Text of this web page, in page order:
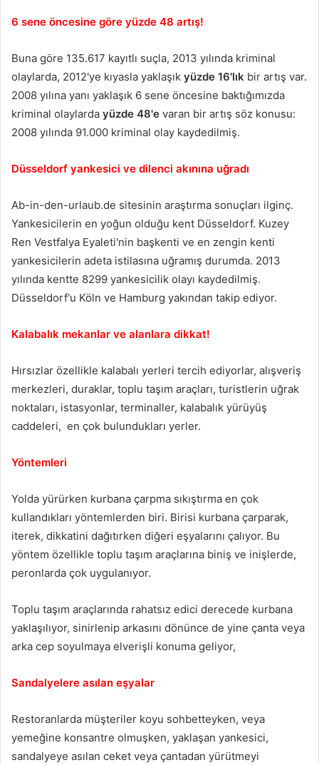
6 sene öncesine göre yüzde 48 artış!
Buna göre 135.617 kayıtlı suçla, 2013 yılında kriminal
olaylarda, 2012'ye kıyasla yaklaşık yüzde 16'lık bir artış var.
2008 yılına yanı yaklaşık 6 sene öncesine baktığımızda
kriminal olaylarda yüzde 48'e varan bir artış söz konusu:
2008 yılında 91.000 kriminal olay kaydedilmiş.
Düsseldorf yankesici ve dilenci akınına uğradı
Ab-in-den-urlaub.de sitesinin araştırma sonuçları ilginç.
Yankesicilerin en yoğun olduğu kent Düsseldorf. Kuzey
Ren Vestfalya Eyaleti'nin başkenti ve en zengin kenti
yankesicilerin adeta istilasına uğramış durumda. 2013
yılında kentte 8299 yankesicilik olayı kaydedilmiş.
Düsseldorf'u Köln ve Hamburg yakından takip ediyor.
Kalabalık mekanlar ve alanlara dikkat!
Hırsızlar özellikle kalabalı yerleri tercih ediyorlar, alışveriş
merkezleri, duraklar, toplu taşım araçları, turistlerin uğrak
noktaları, istasyonlar, terminaller, kalabalık yürüyüş
caddeleri, en çok bulundukları yerler.
Yöntemleri
Yolda yürürken kurbana çarpma sıkıştırma en çok
kullandıkları yöntemlerden biri. Birisi kurbana çarparak,
iterek, dikkatini dağıtırken diğeri eşyalarını çalıyor. Bu
yöntem özellikle toplu taşım araçlarına biniş ve inişlerde,
peronlarda çok uygulanıyor.
Toplu taşım araçlarında rahatsız edici derecede kurbana
yaklaşılıyor, sinirlenip arkasını dönünce de yine çanta veya
arka cep soyulmaya elverişli konuma geliyor,
Sandalyelere asılan eşyalar
Restoranlarda müşteriler koyu sohbetteyken, veya
yemeğine konsantre olmuşken, yaklaşan yankesici,
sandalyeye asılan ceket veya çantadan yürütmeyi